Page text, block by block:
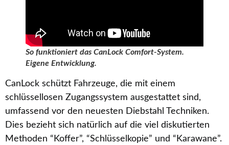
So funktioniert das CanLock Comfort-System.
Eigene Entwicklung.
CanLock schützt Fahrzeuge, die mit einem
schlüssellosen Zugangssystem ausgestattet sind,
umfassend vor den neuesten Diebstahl Techniken.
Dies bezieht sich natürlich auf die viel diskutierten
Methoden “Koffer”, “Schlüsselkopie” und “Karawane”.